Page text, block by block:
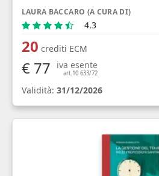
LAURA BACCARO (A CURA DI)
4.3
20 crediti ECM
€ 77 iva esente
art.10 633/72
Validità: 31/12/2026